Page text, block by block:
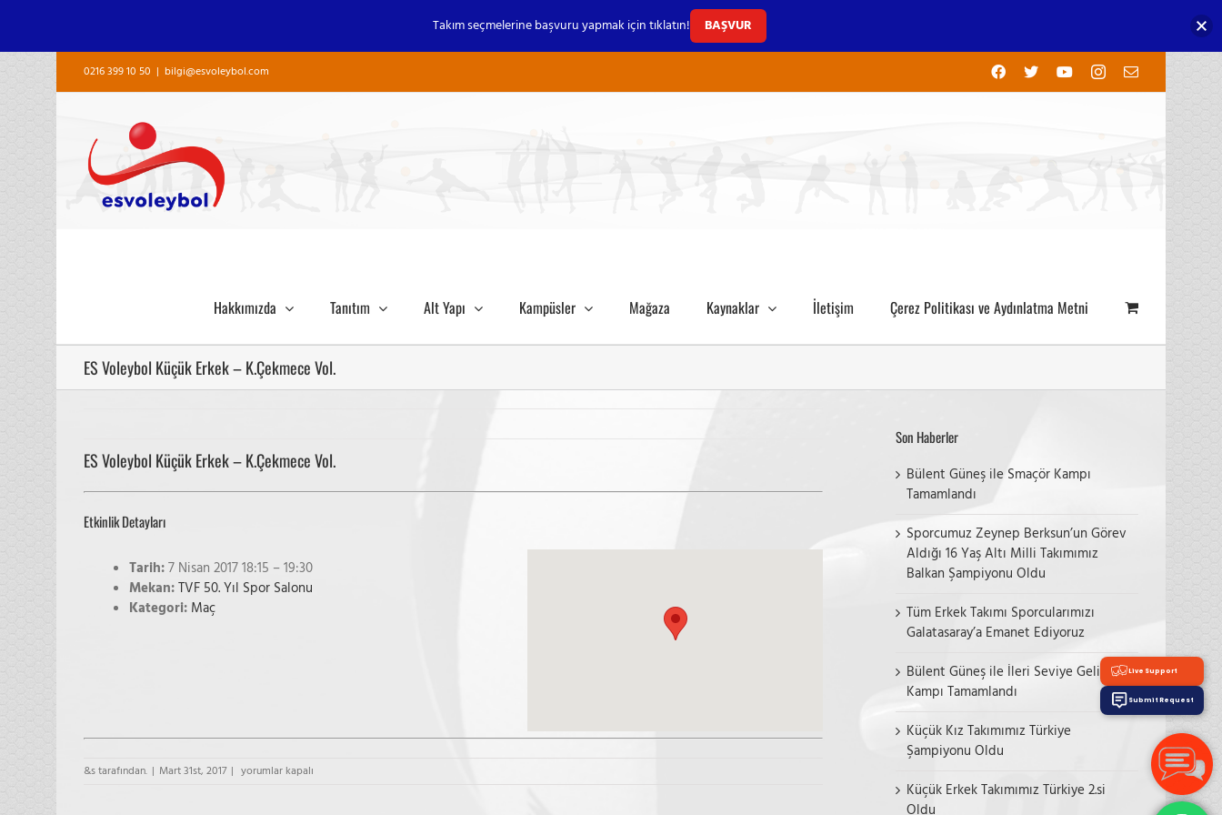
0216 399 10 50 | bilgi@esvoleybol.com Facebook
X YouTubeInstagram
E-
Hakkımızda Tanıtım Alt Yapı Kampüsler Mağaza Kaynaklar İletişim Çerez Politikası ve Aydınlatma Metni
ES Voleybol Küçük Erkek – K.Çekmece Vol.
ES Voleybol Küçük Erkek – K.Çekmece Vol.
Etkinlik Detayları
Tarih:7 Nisan 2017 18:15 –19:30
Mekan:TVF 50. Yıl Spor Salonu
Kategori: Maç
&s tarafından. | Mart 31st, 2017 | ES
yorumlar kapalı
Son Haberler
Bülent Güneş ile Smaçör Kampı
Tamamlandı
Sporcumuz Zeynep Berksun’un Görev
Aldığı 16 Yaş Altı Milli Takımımız
Balkan Şampiyonu Oldu
Tüm Erkek Takımı Sporcularımızı
Galatasaray’a Emanet Ediyoruz
Bülent Güneş ile İleri Seviye Gelişim
Kampı Tamamlandı
Küçük Kız Takımımız Türkiye
Şampiyonu Oldu
Küçük Erkek Takımımız Türkiye 2.si
Oldu
Takım seçmelerine başvuru yapmak için tıklatın! BAŞVUR
Live Support
Submit Request